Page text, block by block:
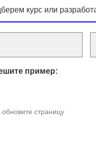
курс или
пример:
страницу